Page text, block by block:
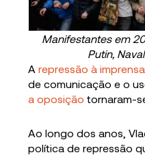
Manifestantes em
Putin,
Arepressão à
de comunicação e o
a oposição tornaram-
Ao longo dos anos,
política de repressão